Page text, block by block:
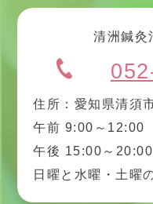
清洲鍼
住所：愛知県清須
午前 9:00～12:00
午後 15:00～20:00
日曜と水曜・土曜